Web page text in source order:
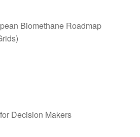
Biomethane Roadmap
Decision Makers